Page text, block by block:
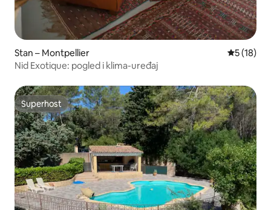
Stan – Montpellier Prosječna
5 (18)
Nid Exotique: pogled i klima-uređaj
Superhost
Superhost